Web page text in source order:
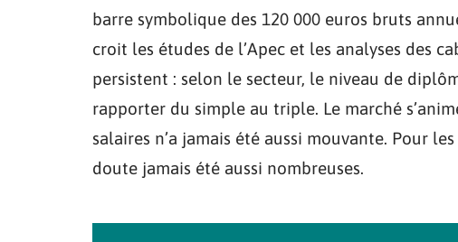
barre symbolique des 120 000 euros bruts
croit les études de l’Apec et les analyses des
persistent : selon le secteur, le niveau de
rapporter du simple au triple. Le marché
salaires n’a jamais été aussi mouvante. Pour
doute jamais été aussi nombreuses.